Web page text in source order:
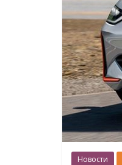
Новости